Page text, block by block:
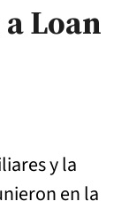
Loan
y la
en la